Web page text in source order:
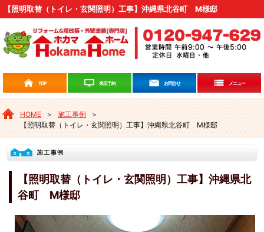
【照明取替（トイレ・玄関照明）工事】沖縄県北谷町 M様邸
TOP 来店予約 お問合せ メニュー
HOME ＞ 施工事例
＞
【照明取替（トイレ・玄関照明）工事】沖縄県北谷町 M様邸
【照明取替（トイレ・玄関照明）工事】沖縄県北
谷町 M様邸